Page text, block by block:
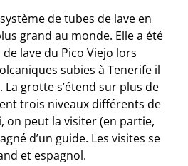
de tubes de lave en
grand au monde. Elle a été
lave du Pico Viejo lors
subies à Tenerife il
La grotte s’étend sur plus de
trois niveaux différents de
on peut la visiter (en partie,
d’un guide. Les visites se
et espagnol.